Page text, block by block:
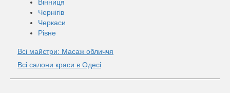
Вінниця
Чернігів
Черкаси
Рівне
Всі майстри: Масаж обличчя
Всі салони краси в Одесі